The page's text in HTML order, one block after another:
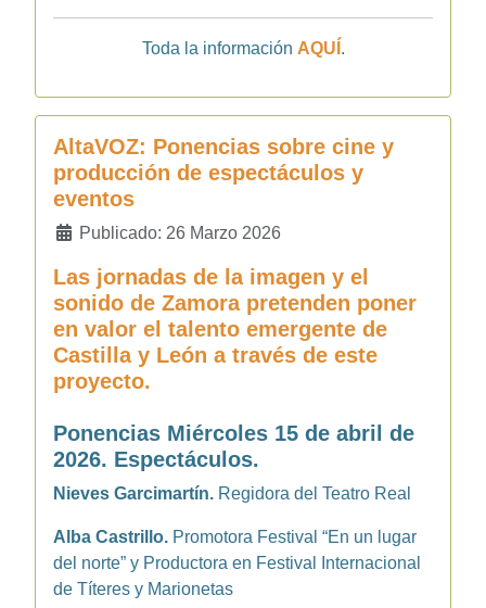
Toda la información AQUÍ .
AltaVOZ: Ponencias sobre cine y
producción de espectáculos y
eventos
Detalles
Publicado: 26 Marzo 2026
Las jornadas de la imagen y el
sonido de Zamora pretenden poner
en valor el talento emergente de
Castilla y León a través de este
proyecto.
Ponencias Miércoles 15 de abril de
2026. Espectáculos.
Nieves Garcimartín. Regidora del Teatro Real
Alba Castrillo. Promotora Festival “En un lugar
del norte” y Productora en Festival Internacional
de Títeres y Marionetas